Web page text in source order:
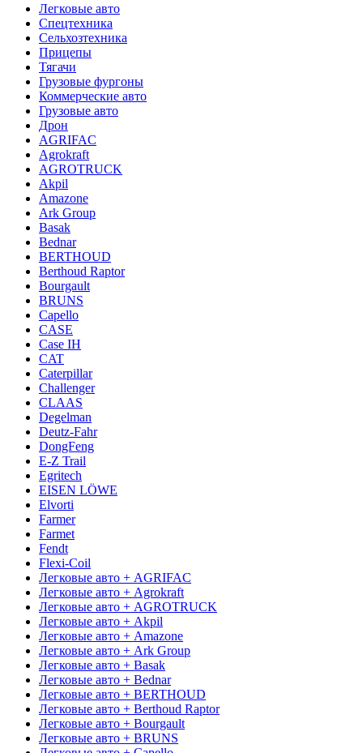
Легковые авто
Спецтехника
Сельхозтехника
Прицепы
Тягачи
Грузовые фургоны
Коммерческие авто
Грузовые авто
Дрон
AGRIFAC
Agrokraft
AGROTRUCK
Akpil
Amazone
Ark Group
Basak
Bednar
BERTHOUD
Berthoud Raptor
Bourgault
BRUNS
Capello
CASE
Case IH
CAT
Caterpillar
Challenger
CLAAS
Degelman
Deutz-Fahr
DongFeng
E-Z Trail
Egritech
EISEN LÖWE
Elvorti
Farmer
Farmet
Fendt
Flexi-Coil
Легковые авто + AGRIFAC
Легковые авто + Agrokraft
Легковые авто + AGROTRUCK
Легковые авто + Akpil
Легковые авто + Amazone
Легковые авто + Ark Group
Легковые авто + Basak
Легковые авто + Bednar
Легковые авто + BERTHOUD
Легковые авто + Berthoud Raptor
Легковые авто + Bourgault
Легковые авто + BRUNS